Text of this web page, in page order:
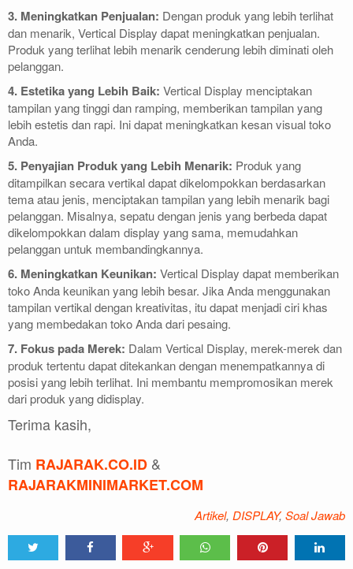
3. Meningkatkan Penjualan: Dengan produk yang lebih terlihat
dan menarik, Vertical Display dapat meningkatkan penjualan.
Produk yang terlihat lebih menarik cenderung lebih diminati oleh
pelanggan.
4. Estetika yang Lebih Baik: Vertical Display menciptakan
tampilan yang tinggi dan ramping, memberikan tampilan yang
lebih estetis dan rapi. Ini dapat meningkatkan kesan visual toko
Anda.
5. Penyajian Produk yang Lebih Menarik: Produk yang
ditampilkan secara vertikal dapat dikelompokkan berdasarkan
tema atau jenis, menciptakan tampilan yang lebih menarik bagi
pelanggan. Misalnya, sepatu dengan jenis yang berbeda dapat
dikelompokkan dalam display yang sama, memudahkan
pelanggan untuk membandingkannya.
6. Meningkatkan Keunikan: Vertical Display dapat memberikan
toko Anda keunikan yang lebih besar. Jika Anda menggunakan
tampilan vertikal dengan kreativitas, itu dapat menjadi ciri khas
yang membedakan toko Anda dari pesaing.
7. Fokus pada Merek: Dalam Vertical Display, merek-merek dan
produk tertentu dapat ditekankan dengan menempatkannya di
posisi yang lebih terlihat. Ini membantu mempromosikan merek
dari produk yang didisplay.
Terima kasih,
Tim RAJARAK.CO.ID &
RAJARAKMINIMARKET.COM
Artikel, DISPLAY,Soal Jawab